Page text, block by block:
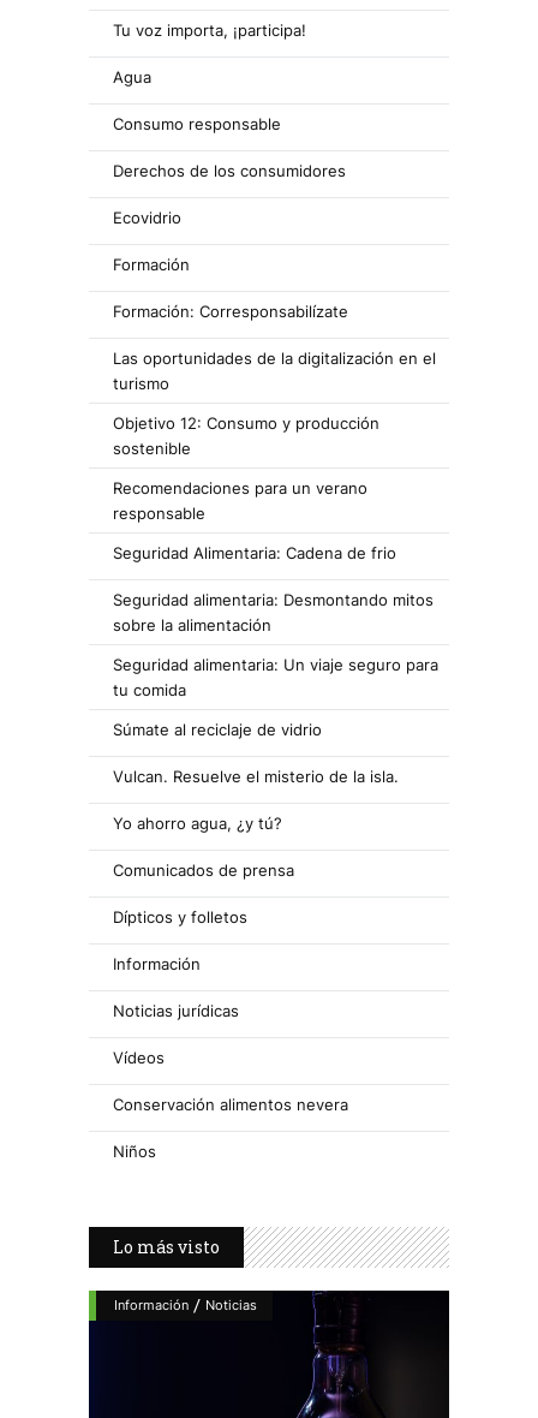
Tu voz importa, ¡participa!
Agua
Consumo responsable
Derechos de los consumidores
Ecovidrio
Formación
Formación: Corresponsabilízate
Las oportunidades de la digitalización en el
turismo
Objetivo 12: Consumo y producción
sostenible
Recomendaciones para un verano
responsable
Seguridad Alimentaria: Cadena de frio
Seguridad alimentaria: Desmontando mitos
sobre la alimentación
Seguridad alimentaria: Un viaje seguro para
tu comida
Súmate al reciclaje de vidrio
Vulcan. Resuelve el misterio de la isla.
Yo ahorro agua, ¿y tú?
Comunicados de prensa
Dípticos y folletos
Información
Noticias jurídicas
Vídeos
Conservación alimentos nevera
Niños
Lo más visto
Información / Noticias